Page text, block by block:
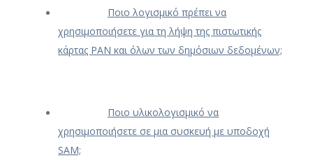
Ποιο λογισμικό πρέπει να
χρησιμοποιήσετε για τη λήψη της πιστωτικής
κάρτας PAN και όλων των δημόσιων δεδομένων;
Ποιο υλικολογισμικό να
χρησιμοποιήσετε σε μια συσκευή με υποδοχή
SAM;